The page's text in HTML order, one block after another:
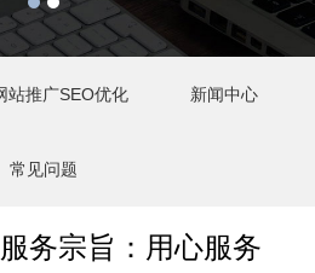
站推广SEO优化 新闻中心
常见问题
务宗旨：用心服务